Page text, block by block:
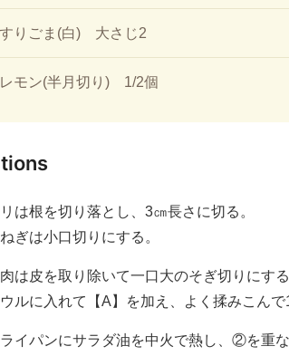
すりごま(白) 大さじ2
レモン(半月切り) 1/2個
は根を切り落とし、3㎝長さに切る。
ぎは小口切りにする。
は皮を取り除いて一口大のそぎ切りにする
ルに入れて【A】を加え、よく揉みこん
イパンにサラダ油を中火で熱し、②を重